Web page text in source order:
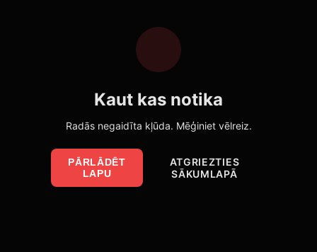
Kaut kas notika
Radās negaidīta kļūda. Mēģiniet vēlreiz.
PĀRLĀDĒT
LAPU
ATGRIEZTIES
SĀKUMLAPĀ